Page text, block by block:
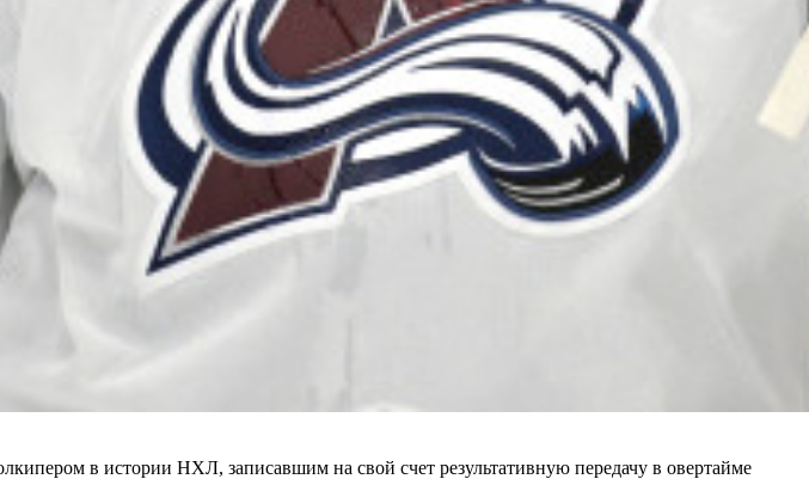
в истории НХЛ, записавшим на свой счет результативную передачу в овертайме